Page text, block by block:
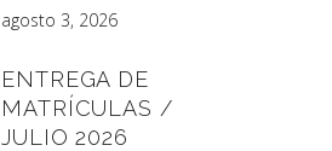
agosto 3, 2026
ENTREGA DE
MATRÍCULAS /
JULIO 2026